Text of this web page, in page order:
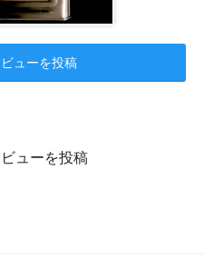
ューを投稿
ューを投稿